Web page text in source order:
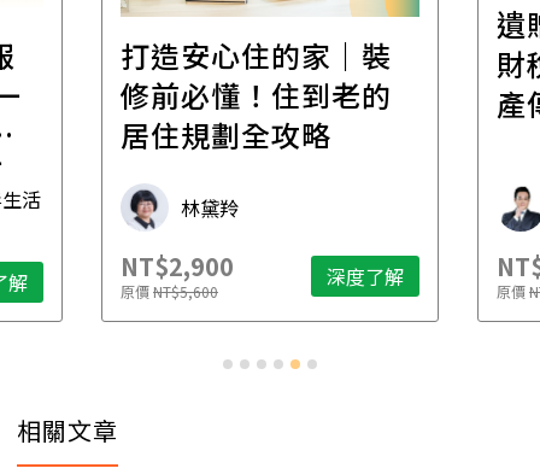
活
解
打造安心住的家｜裝
修前必懂！住到老的
居住規劃全攻略
林黛羚
NT$2,900
原價NT$5,600 深度了解
遺
財
產
原價
相關文章